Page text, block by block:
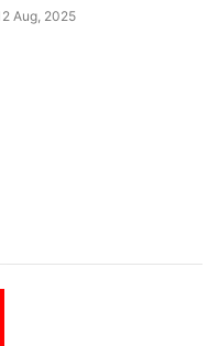
Aug, 2025